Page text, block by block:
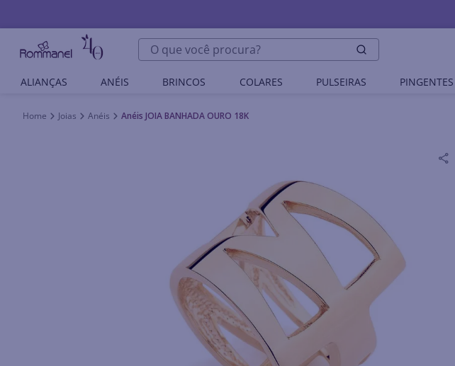
O que você procura?
ALIANÇAS ANÉIS BRINCOS COLARES PULSEIRAS PINGENTES
Joias Anéis Anéis JOIA BANHADA OURO 18K